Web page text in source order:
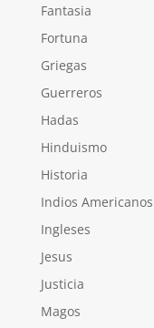
Fantasia
Fortuna
Griegas
Guerreros
Hadas
Hinduismo
Historia
Indios Americanos
Ingleses
Jesus
Justicia
Magos